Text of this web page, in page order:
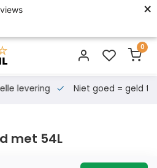
×
0
levering Niet goed = geld
met 54L